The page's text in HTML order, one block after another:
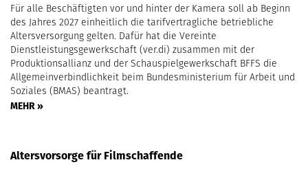
Für alle Beschäftigten vor und hinter der Kamera soll ab Beginn
des Jahres 2027 einheitlich die tarifvertragliche betriebliche
Altersversorgung gelten. Dafür hat die Vereinte
Dienstleistungsgewerkschaft (ver.di) zusammen mit der
Produktionsallianz und der Schauspielgewerkschaft BFFS die
Allgemeinverbindlichkeit beim Bundesministerium für Arbeit und
Soziales (BMAS) beantragt.
MEHR »
Altersvorsorge für Filmschaffende